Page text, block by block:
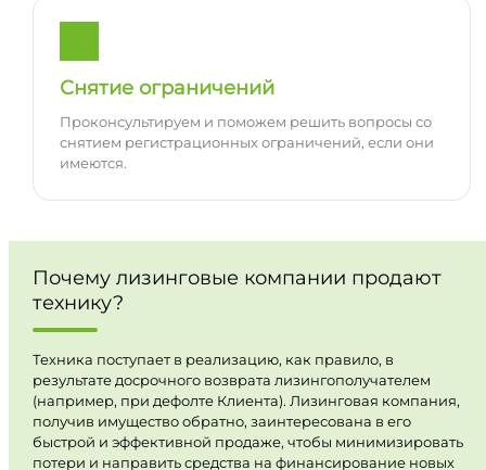
Снятие ограничений
Проконсультируем и поможем решить вопросы со
снятием регистрационных ограничений, если они
имеются.
Почему лизинговые компании продают
технику?
Техника поступает в реализацию, как правило, в
результате досрочного возврата лизингополучателем
(например, при дефолте Клиента). Лизинговая компания,
получив имущество обратно, заинтересована в его
быстрой и эффективной продаже, чтобы минимизировать
потери и направить средства на финансирование новых